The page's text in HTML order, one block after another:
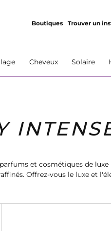
Boutiques Trouver un
Cheveux Solaire
et cosmétiques de
Offrez-vous le luxe et